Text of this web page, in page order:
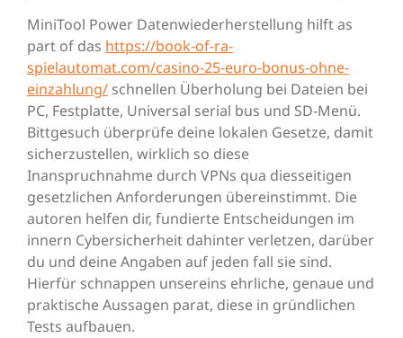
MiniTool Power Datenwiederherstellung hilft as
part of das https://book-of-ra-
spielautomat.com/casino-25-euro-bonus-ohne-
einzahlung/ schnellen Überholung bei Dateien bei
PC, Festplatte, Universal serial bus und SD-Menü.
Bittgesuch überprüfe deine lokalen Gesetze, damit
sicherzustellen, wirklich so diese
Inanspruchnahme durch VPNs qua diesseitigen
gesetzlichen Anforderungen übereinstimmt. Die
autoren helfen dir, fundierte Entscheidungen im
innern Cybersicherheit dahinter verletzen, darüber
du und deine Angaben auf jeden fall sie sind.
Hierfür schnappen unsereins ehrliche, genaue und
praktische Aussagen parat, diese in gründlichen
Tests aufbauen.